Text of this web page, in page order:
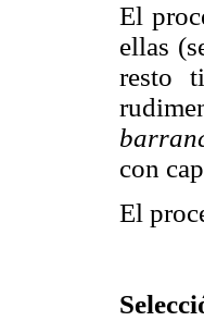
El
ellas
resto
con
El